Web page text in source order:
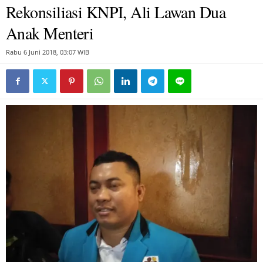
Rekonsiliasi KNPI, Ali Lawan Dua
Anak Menteri
Rabu 6 Juni 2018, 03:07 WIB